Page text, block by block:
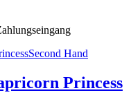
Second Hand
Princess